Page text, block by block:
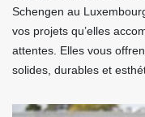
Schengen au
vos projets qu’elles
attentes. Elles vous
solides, durables et